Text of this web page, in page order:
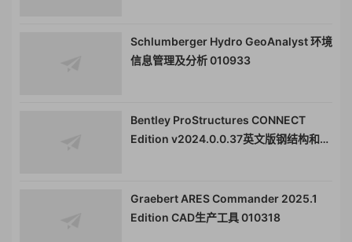
Schlumberger Hydro GeoAnalyst 环境
信息管理及分析 010933
Bentley ProStructures CONNECT
Edition v2024.0.0.37英文版钢结构和混
Graebert ARES Commander 2025.1
Edition CAD生产工具 010318